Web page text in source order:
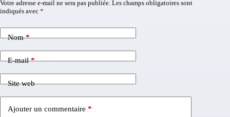
Votre adresse e-mail ne sera pas publiée. Les champs obligatoires sont
indiqués avec *
Nom*
E-mail*
Site web
Ajouter un commentaire *